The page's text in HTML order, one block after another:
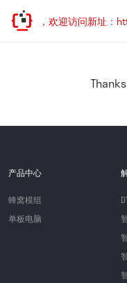
已迁移，欢迎访问新址：
产品中心
蜂窝模组
单板电脑